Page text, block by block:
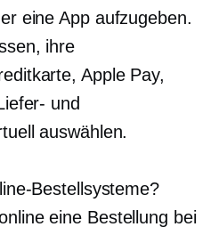
eine App aufzugeben.
ihre
Apple Pay,
und
auswählen.
Bestellsysteme?
eine Bestellung bei